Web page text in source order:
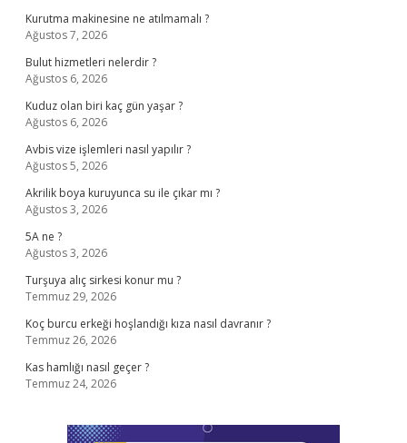
Kurutma makinesine ne atılmamalı ?
Ağustos 7, 2026
Bulut hizmetleri nelerdir ?
Ağustos 6, 2026
Kuduz olan biri kaç gün yaşar ?
Ağustos 6, 2026
Avbis vize işlemleri nasıl yapılır ?
Ağustos 5, 2026
Akrilik boya kuruyunca su ile çıkar mı ?
Ağustos 3, 2026
5A ne ?
Ağustos 3, 2026
Turşuya alıç sirkesi konur mu ?
Temmuz 29, 2026
Koç burcu erkeği hoşlandığı kıza nasıl davranır ?
Temmuz 26, 2026
Kas hamlığı nasıl geçer ?
Temmuz 24, 2026